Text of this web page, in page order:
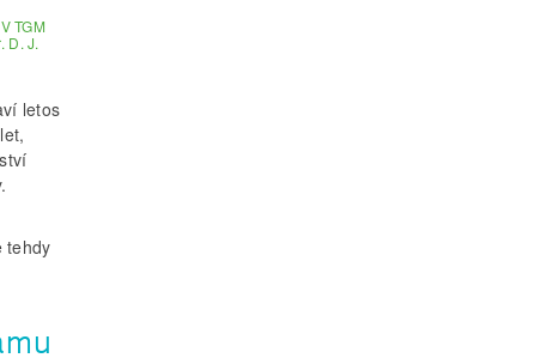
TGM
D. J.
letos
tehdy